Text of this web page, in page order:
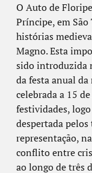
O Auto de
Príncipe, em
histórias
Magno. Esta
sido introduzida
da festa anual da
celebrada a 15
festividades,
despertada
representação,
conflito entre
ao longo de três